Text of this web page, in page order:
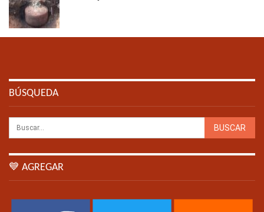
BÚSQUEDA
💙 AGREGAR